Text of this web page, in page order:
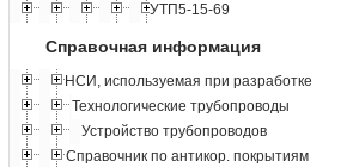
УТП5-15-69
Справочная информация
НСИ, используемая при разработке
Технологические трубопроводы
Устройство трубопроводов
Справочник по антикор. покрытиям